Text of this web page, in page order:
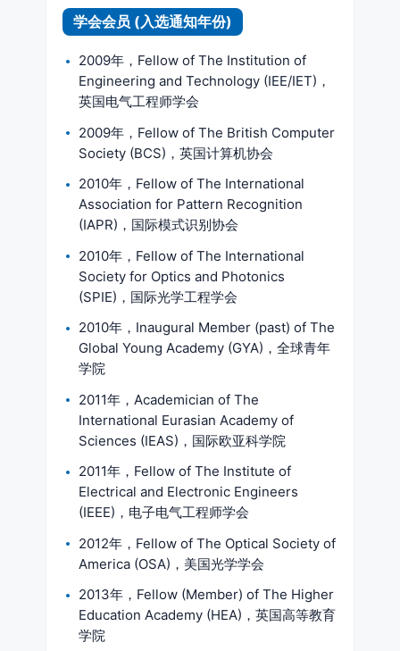
学会会员 (入选通知年份)
2009年，Fellow of The Institution of
Engineering and Technology (IEE/IET)，
英国电气工程师学会
2009年，Fellow of The British Computer
Society (BCS)，英国计算机协会
2010年，Fellow of The International
Association for Pattern Recognition
(IAPR)，国际模式识别协会
2010年，Fellow of The International
Society for Optics and Photonics
(SPIE)，国际光学工程学会
2010年，Inaugural Member (past) of The
Global Young Academy (GYA)，全球青年
学院
2011年，Academician of The
International Eurasian Academy of
Sciences (IEAS)，国际欧亚科学院
2011年，Fellow of The Institute of
Electrical and Electronic Engineers
(IEEE)，电子电气工程师学会
2012年，Fellow of The Optical Society of
America (OSA)，美国光学学会
2013年，Fellow (Member) of The Higher
Education Academy (HEA)，英国高等教育
学院